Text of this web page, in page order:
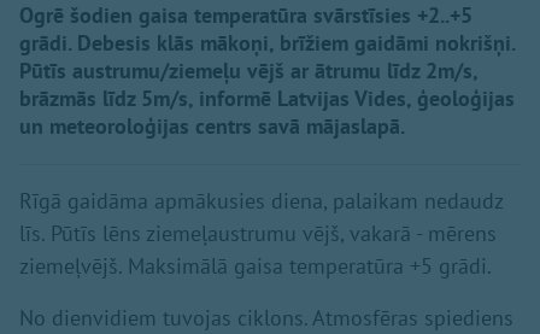
Ogrē šodien gaisa temperatūra svārstīsies +2..+5
grādi. Debesis klās mākoņi, brīžiem gaidāmi nokrišņi.
Pūtīs austrumu/ziemeļu vējš ar ātrumu līdz 2m/s,
brāzmās līdz 5m/s, informē Latvijas Vides, ģeoloģijas
un meteoroloģijas centrs savā mājaslapā.
Rīgā gaidāma apmākusies diena, palaikam nedaudz
līs. Pūtīs lēns ziemeļaustrumu vējš, vakarā - mērens
ziemeļvējš. Maksimālā gaisa temperatūra +5 grādi.
No dienvidiem tuvojas ciklons. Atmosfēras spiediens